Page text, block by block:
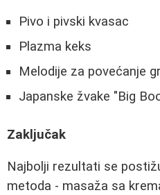
Pivo i pivski kvasac
Plazma keks
Melodije za povećanje
Japanske žvake "Big
Zaključak
Najbolji rezultati se
metoda - masaža sa